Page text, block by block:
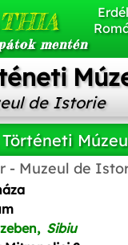
mentén
de Istorie
- Muzeul de
via Wikimedia Commons
Sibiu